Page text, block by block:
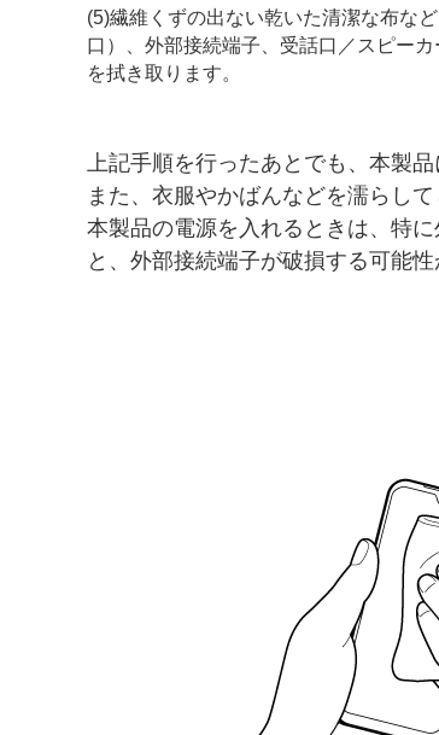
(5)繊維くずの出ない乾いた清潔な布な
口）、外部接続端子、受話口／スピー
を拭き取ります。
上記手順を行ったあとでも、本製
また、衣服やかばんなどを濡らし
本製品の電源を入れるときは、特
と、外部接続端子が破損する可能性